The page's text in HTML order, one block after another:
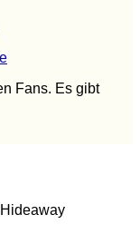
Fans. Es gibt